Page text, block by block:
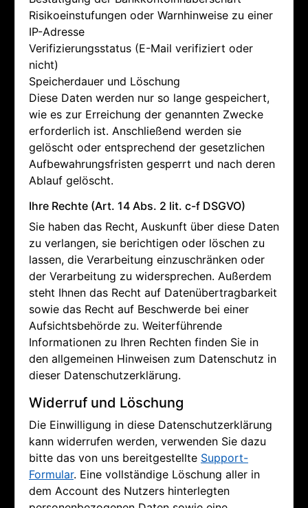
Risikoeinstufungen oder Warnhinweise zu einer
IP-Adresse
Verifizierungsstatus (E-Mail verifiziert oder
nicht)
Speicherdauer und Löschung
Diese Daten werden nur so lange gespeichert,
wie es zur Erreichung der genannten Zwecke
erforderlich ist. Anschließend werden sie
gelöscht oder entsprechend der gesetzlichen
Aufbewahrungsfristen gesperrt und nach deren
Ablauf gelöscht.
Ihre Rechte (Art. 14 Abs. 2 lit. c-f DSGVO)
Sie haben das Recht, Auskunft über diese Daten
zu verlangen, sie berichtigen oder löschen zu
lassen, die Verarbeitung einzuschränken oder
der Verarbeitung zu widersprechen. Außerdem
steht Ihnen das Recht auf Datenübertragbarkeit
sowie das Recht auf Beschwerde bei einer
Aufsichtsbehörde zu. Weiterführende
Informationen zu Ihren Rechten finden Sie in
den allgemeinen Hinweisen zum Datenschutz in
dieser Datenschutzerklärung.
Widerruf und Löschung
Die Einwilligung in diese Datenschutzerklärung
kann widerrufen werden, verwenden Sie dazu
bitte das von uns bereitgestellte Support-
Formular. Eine vollständige Löschung aller in
dem Account des Nutzers hinterlegten